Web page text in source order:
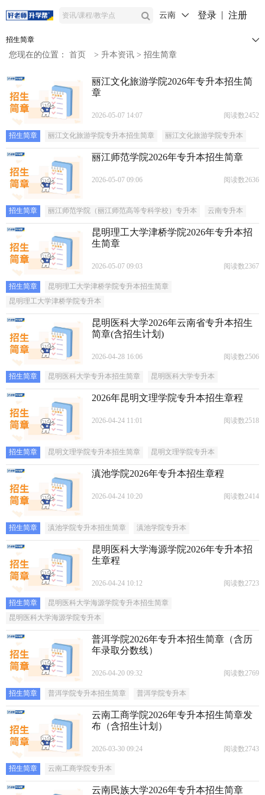
云南 登录 注册
招生简章
您现在的位置： 首页 > 升本资讯 > 招生简章
丽江文化旅游学院2026年专升本招生简
章
2026-05-07 14:07 阅读数2452
招生简章 丽江文化旅游学院专升本招生简章 丽江文化旅游学院专升本
丽江师范学院2026年专升本招生简章
2026-05-07 09:06 阅读数2636
招生简章 丽江师范学院（丽江师范高等专科学校）专升本 云南专升本
昆明理工大学津桥学院2026年专升本招
生简章
2026-05-07 09:03 阅读数2367
招生简章
昆明理工大学津桥学院专升本招生简章
昆明理工大学津桥学院专升本
昆明医科大学2026年云南省专升本招生
简章(含招生计划)
2026-04-28 16:06 阅读数2506
招生简章 昆明医科大学专升本招生简章 昆明医科大学专升本
2026年昆明文理学院专升本招生章程
2026-04-24 11:01 阅读数2518
招生简章 昆明文理学院专升本招生简章 昆明文理学院专升本
滇池学院2026年专升本招生章程
2026-04-24 10:20 阅读数2414
招生简章 滇池学院专升本招生简章 滇池学院专升本
昆明医科大学海源学院2026年专升本招
生章程
2026-04-24 10:12 阅读数2723
招生简章
昆明医科大学海源学院专升本招生简章
昆明医科大学海源学院专升本
普洱学院2026年专升本招生简章（含历
年录取分数线）
2026-04-20 09:32 阅读数2769
招生简章 普洱学院专升本招生简章 普洱学院专升本
云南工商学院2026年专升本招生简章发
布（含招生计划）
2026-03-30 09:24 阅读数2743
招生简章 云南工商学院专升本
云南民族大学2026年专升本招生简章